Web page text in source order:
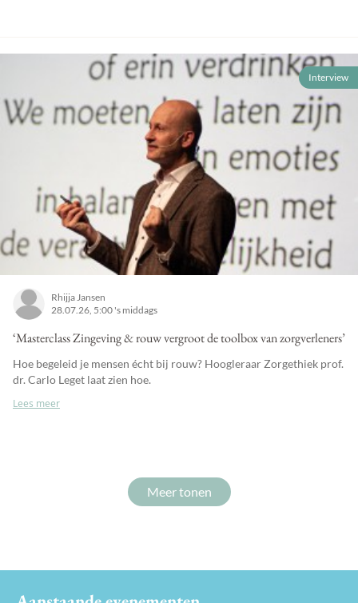
Interview
Rhijja Jansen
28.07.26, 5:00 's middags
‘Masterclass Zingeving & rouw vergroot de toolbox van zorgverleners’
Hoe begeleid je mensen écht bij rouw? Hoogleraar Zorgethiek prof.
dr. Carlo Leget laat zien hoe.
Lees meer
Meer tonen